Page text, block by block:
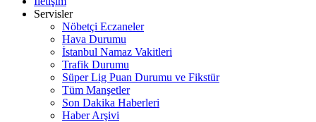
Servisler
Nöbetçi Eczaneler
Hava Durumu
İstanbul Namaz Vakitleri
Trafik Durumu
Süper Lig Puan Durumu ve Fikstür
Tüm Manşetler
Son Dakika Haberleri
Haber Arşivi